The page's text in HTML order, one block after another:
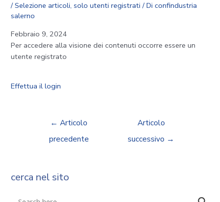
/Selezione articoli,solo utenti registrati / Diconfindustria
salerno
Febbraio 9, 2024
Per accedere alla visione dei contenuti occorre essere un
utente registrato
Effettua il login
← Articolo
precedente
Articolo
successivo →
cerca nel sito